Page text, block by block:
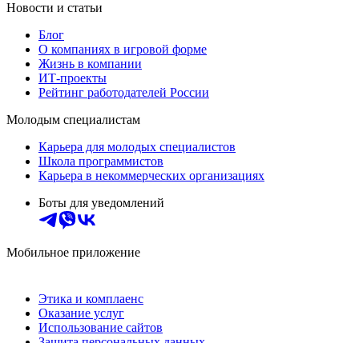
Новости и статьи
Блог
О компаниях в игровой форме
Жизнь в компании
ИТ-проекты
Рейтинг работодателей России
Молодым специалистам
Карьера для молодых специалистов
Школа программистов
Карьера в некоммерческих организациях
Боты для уведомлений
Мобильное приложение
Этика и комплаенс
Оказание услуг
Использование сайтов